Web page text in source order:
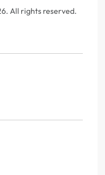
All rights reserved.